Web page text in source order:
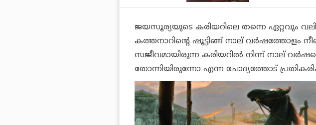
ജയസൂര്യയുടെ കരിയറിലെ തന്നെ ഏറ്റവും
കത്തനാറിന്റെ ഷൂട്ടിങ്ങ് നാല് വര്‍ഷത്തോളം
സജീവമായിരുന്ന കരിയറില്‍ നിന്ന് നാല്
തോന്നിയിരുന്നോ എന്ന ചോദ്യത്തോട്